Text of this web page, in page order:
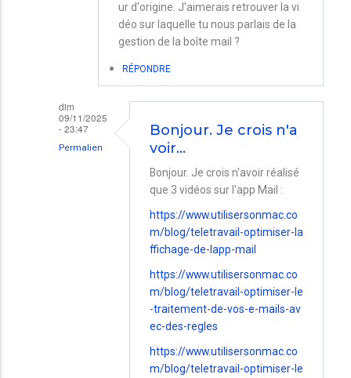
ur d'origine. J'aimerais retrouver la vi
déo sur laquelle tu nous parlais de la
gestion de la boîte mail ?
RÉPONDRE
dim
09/11/2025
- 23:47
Permalien
Bonjour. Je crois n'a
voir…
Bonjour. Je crois n'avoir réalisé
que 3 vidéos sur l'app Mail :
https://www.utilisersonmac.co
m/blog/teletravail-optimiser-la
ffichage-de-lapp-mail
https://www.utilisersonmac.co
m/blog/teletravail-optimiser-le
-traitement-de-vos-e-mails-av
ec-des-regles
https://www.utilisersonmac.co
m/blog/teletravail-optimiser-le